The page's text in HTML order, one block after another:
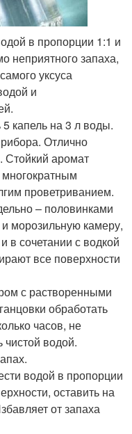
в пропорции 1:1 и
неприятного запаха,
уксуса
и
капель на 3 л воды.
Отлично
Стойкий аромат
проветриванием.
– половинками
морозильную камеру,
в сочетании с водкой
все поверхности
с растворенными
обработать
часов, не
водой.
водой в пропорции
оставить на
от запаха